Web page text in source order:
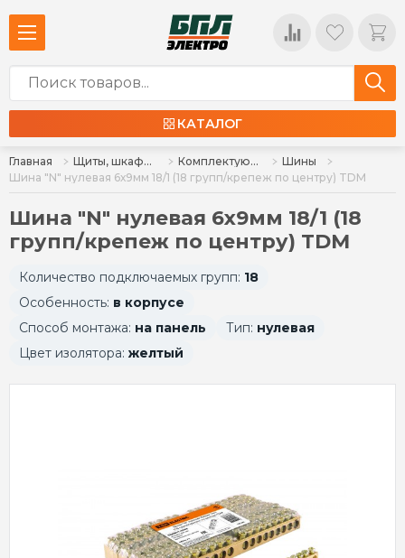
КАТАЛОГ
Главная Щиты, шкафы, корпуса и изделия к ним Комплектующие для щитов
Шины
Шина "N" нулевая 6х9мм 18/1 (18 групп/крепеж по центру) TDM
Шина "N" нулевая 6х9мм 18/1 (18
групп/крепеж по центру) TDM
Количество подключаемых групп: 18
Особенность: в корпусе
Способ монтажа: на панель Тип: нулевая
Цвет изолятора: желтый